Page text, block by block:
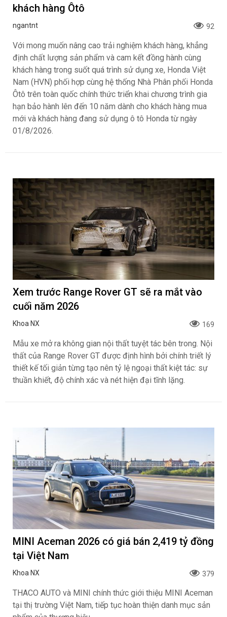
Honda Việt Nam vừa chính thức công bố giá bán cho mẫu
xe tay ga Vario 125 thế hệ mới, mang đến làn gió tươi mới
cho phân khúc xe ga thể thao phổ thông. Đáng chú ý, bên
cạnh bản Đặc biệt quen thuộc, dòng xe này lần đầu tiên
ghi nhận sự xuất hiện của phiên bản Street với thiết kế
tay lái trần đậm chất cá tính, có giá niêm yết từ 42,69
triệu đồng.
Volkswagen Việt Nam nhận cọc ID. ERA 9X,
xe SUV EREV dự kiến giá dưới 3 tỷ đồng
Khoa NX
Hệ thống đại lý Volkswagen Việt Nam chính thức nhận
đặt cọc mẫu SUV cỡ lớn Volkswagen ID. ERA 9X đánh
dấu lần đầu tiên hãng xe Đức đưa công nghệ EREV
(Extended Range Electric Vehicle – xe điện mở rộng
phạm vi hoạt động) đến thị trường Việt Nam. Xe dự kiến
được bàn giao vào cuối tháng 10/2026 với mức giá dự
Honda Việt Nam giới thiệu chương trình bảo
hành chính hãng lên tới 10 năm dành cho
khách hàng Ôtô
ngantnt 92